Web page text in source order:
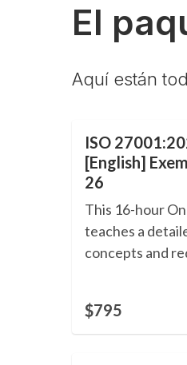
El
Aquí están
ISO
[English]
26
This 16-hour
teaches a
concepts and
training
CEUs.
$795